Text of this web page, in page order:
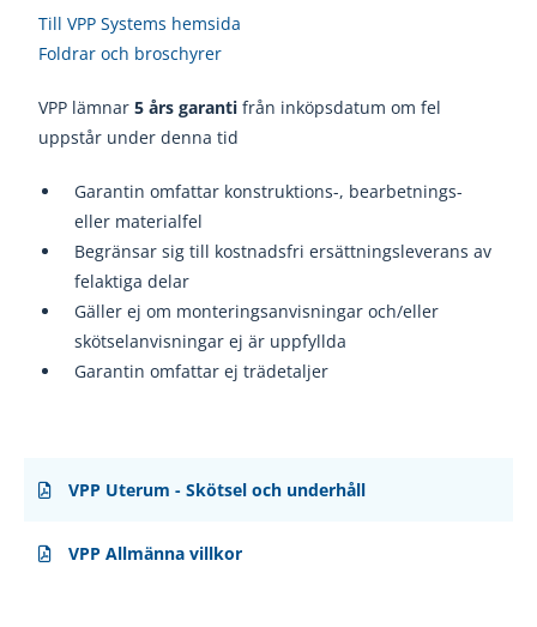
Till VPP Systems hemsida
Foldrar och broschyrer
VPP lämnar5 års garanti från inköpsdatum om fel
uppstår under denna tid
Garantin omfattar konstruktions-, bearbetnings-
eller materialfel
Begränsar sig till kostnadsfri ersättningsleverans av
felaktiga delar
Gäller ej om monteringsanvisningar och/eller
skötselanvisningar ejär uppfyllda
Garantin omfattar ej trädetaljer
VPP Uterum - Skötsel och underhåll
VPP Allmänna villkor